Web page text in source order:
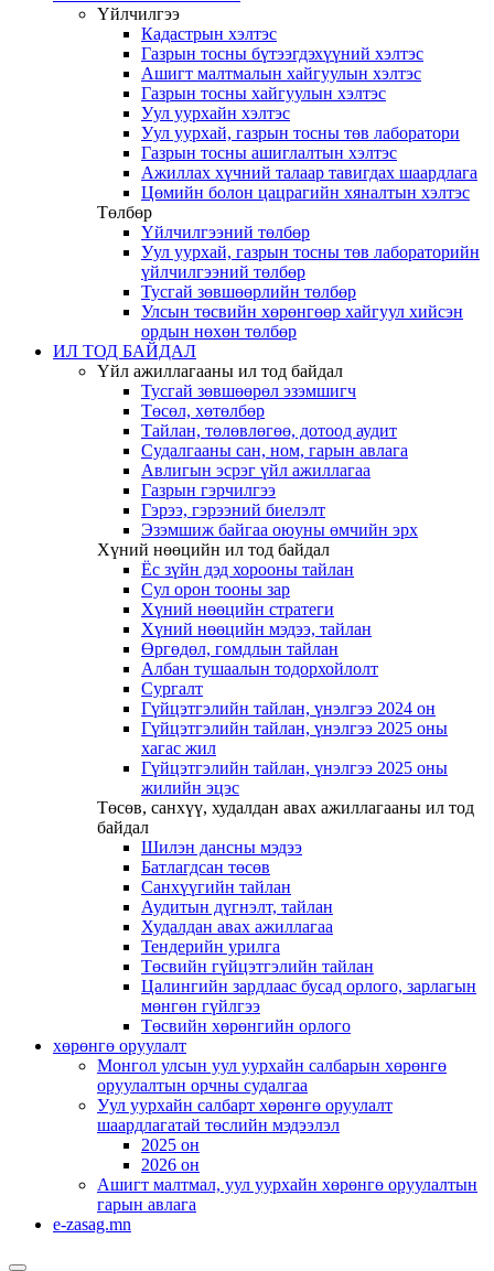
Үйлчилгээ
Кадастрын хэлтэс
Газрын тосны бүтээгдэхүүний хэлтэс
Ашигт малтмалын хайгуулын хэлтэс
Газрын тосны хайгуулын хэлтэс
Уул уурхайн хэлтэс
Уул уурхай, газрын тосны төв лаборатори
Газрын тосны ашиглалтын хэлтэс
Ажиллах хүчний талаар тавигдах шаардлага
Цөмийн болон цацрагийн хяналтын хэлтэс
Төлбөр
Үйлчилгээний төлбөр
Уул уурхай, газрын тосны төв лабораторийн
үйлчилгээний төлбөр
Тусгай зөвшөөрлийн төлбөр
Улсын төсвийн хөрөнгөөр хайгуул хийсэн
ордын нөхөн төлбөр
ИЛ ТОД БАЙДАЛ
Үйл ажиллагааны ил тод байдал
Тусгай зөвшөөрөл эзэмшигч
Төсөл, хөтөлбөр
Тайлан, төлөвлөгөө, дотоод аудит
Судалгааны сан, ном, гарын авлага
Авлигын эсрэг үйл ажиллагаа
Газрын гэрчилгээ
Гэрээ, гэрээний биелэлт
Эзэмшиж байгаа оюуны өмчийн эрх
Хүний нөөцийн ил тод байдал
Ёс зүйн дэд хорооны тайлан
Сул орон тооны зар
Хүний нөөцийн стратеги
Хүний нөөцийн мэдээ, тайлан
Өргөдөл, гомдлын тайлан
Албан тушаалын тодорхойлолт
Сургалт
Гүйцэтгэлийн тайлан, үнэлгээ 2024 он
Гүйцэтгэлийн тайлан, үнэлгээ 2025 оны
хагас жил
Гүйцэтгэлийн тайлан, үнэлгээ 2025 оны
жилийн эцэс
Төсөв, санхүү, худалдан авах ажиллагааны ил тод
байдал
Шилэн дансны мэдээ
Батлагдсан төсөв
Санхүүгийн тайлан
Аудитын дүгнэлт, тайлан
Худалдан авах ажиллагаа
Тендерийн урилга
Төсвийн гүйцэтгэлийн тайлан
Цалингийн зардлаас бусад орлого, зарлагын
мөнгөн гүйлгээ
Төсвийн хөрөнгийн орлого
хөрөнгө оруулалт
Монгол улсын уул уурхайн салбарын хөрөнгө
оруулалтын орчны судалгаа
Уул уурхайн салбарт хөрөнгө оруулалт
шаардлагатай төслийн мэдээлэл
2025 он
2026 он
Ашигт малтмал, уул уурхайн хөрөнгө оруулалтын
гарын авлага
e-zasag.mn